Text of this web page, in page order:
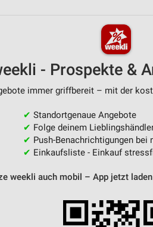
- Prospekte &
immer griffbereit – mit der
✔ Standortgenaue Angebote
✔ Folge deinem
✔ Push-Benachrichtigungen bei
✔ Einkaufsliste - Einkauf
weekli auch mobil – App jetzt laden
oder Kombinationen von Daten aus
von Inhalten
identifizieren